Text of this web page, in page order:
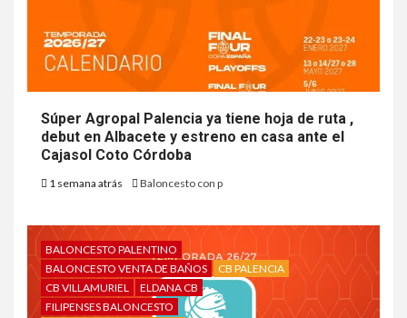
Súper Agropal Palencia ya tiene hoja de ruta ,
debut en Albacete y estreno en casa ante el
Cajasol Coto Córdoba
1 semana atrás Baloncesto con p
BALONCESTO PALENTINO
BALONCESTO VENTA DE BAÑOS
CB PALENCIA
CB VILLAMURIEL
ELDANA CB
FILIPENSES BALONCESTO